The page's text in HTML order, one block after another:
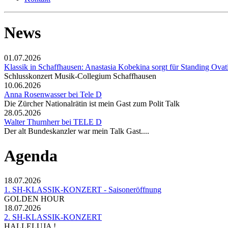
News
01.07.2026
Klassik in Schaffhausen: Anastasia Kobekina sorgt für Standing
Schlusskonzert Musik-Collegium Schaffhausen
10.06.2026
Anna Rosenwasser bei Tele D
Die Zürcher Nationalrätin ist mein Gast zum Polit Talk
28.05.2026
Walter Thurnherr bei TELE D
Der alt Bundeskanzler war mein Talk Gast....
Agenda
18.07.2026
1. SH-KLASSIK-KONZERT - Saisoneröffnung
GOLDEN HOUR
18.07.2026
2. SH-KLASSIK-KONZERT